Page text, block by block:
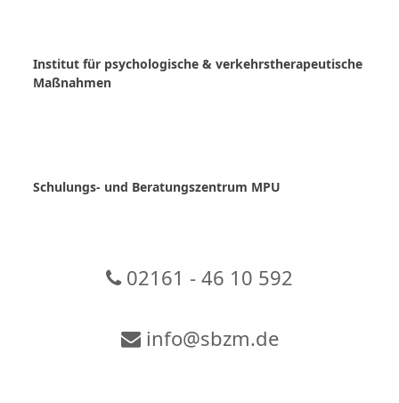
Institut für psychologische & verkehrstherapeutische
Maßnahmen
Schulungs- und Beratungszentrum MPU
02161 - 46 10 592
info@sbzm.de